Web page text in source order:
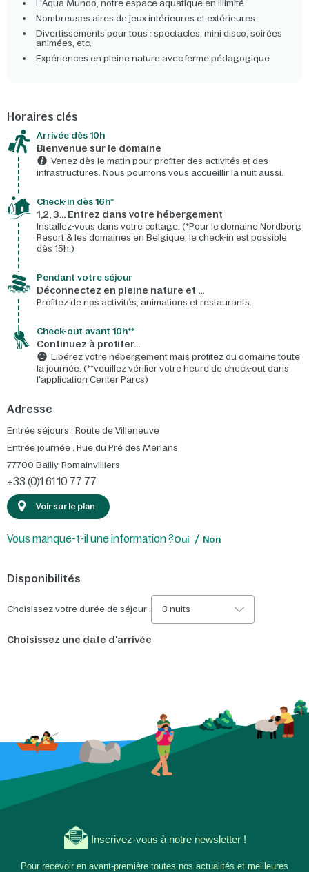
L'Aqua Mundo, notre espace aquatique en illimité
Nombreuses aires de jeux intérieures et extérieures
Divertissements pour tous : spectacles, mini disco, soirées
animées, etc.
Expériences en pleine nature avec ferme pédagogique
Horaires clés
Arrivée dès 10h​
Bienvenue sur le domaine​
Venez dès le matin pour profiter des activités et des
infrastructures. Nous pourrons vous accueillir la nuit aussi.
Check-in dès 16h*​
1,2, 3… Entrez dans votre hébergement
Installez-vous dans votre cottage. (*Pour le domaine Nordborg
Resort & les domaines en Belgique, le check-in est possible
dès 15h.)
Pendant votre séjour
Déconnectez en pleine nature et …
Profitez de nos activités, animations et restaurants.
Check-out avant 10h**
Continuez à profiter…
Libérez votre hébergement mais profitez du domaine toute
la journée. (**veuillez vérifier votre heure de check-out dans
l'application Center Parcs)
Adresse
Entrée séjours : Route de Villeneuve
Entrée journée : Rue du Pré des Merlans
77700 Bailly-Romainvilliers
+33 (0)1 61 10 77 77
Voir sur le plan
Vous manque-t-il une information ?Oui Non
Disponibilités
Choisissez votre durée de séjour : 3 nuits
Choisissez une date d'arrivée
Inscrivez-vous à notre newsletter !
Pour recevoir en avant-première toutes nos actualités et meilleures